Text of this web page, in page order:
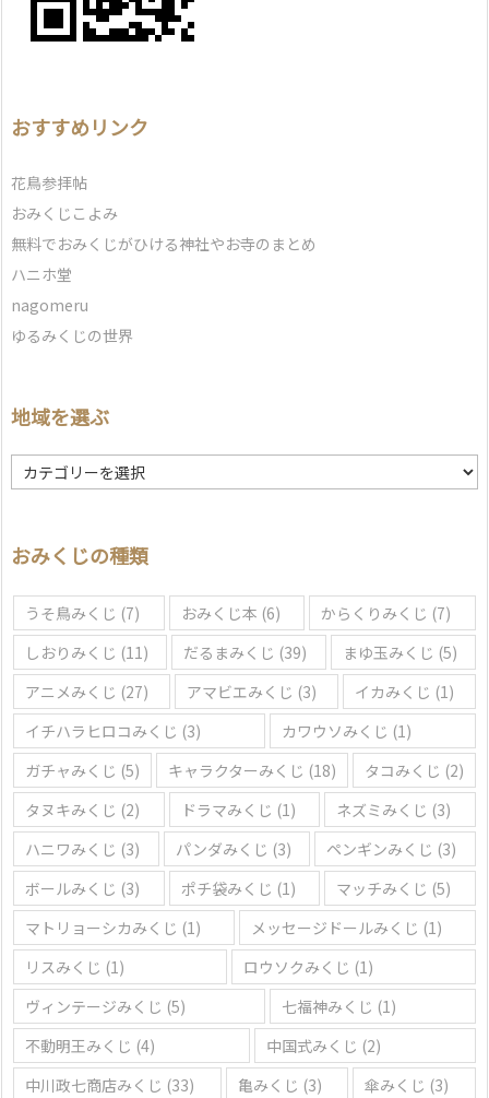
おすすめリンク
花鳥参拝帖
おみくじこよみ
無料でおみくじがひける神社やお寺のまとめ
ハニホ堂
nagomeru
ゆるみくじの世界
地域を選ぶ
地
域
ぶ
おみくじの種類
うそ鳥みくじ (7) おみくじ本 (6) からくりみくじ (7)
しおりみくじ (11) だるまみくじ (39) まゆ玉みくじ (5)
アニメみくじ (27) アマビエみくじ (3) イカみくじ (1)
イチハラヒロコみくじ (3) カワウソみくじ (1)
ガチャみくじ (5) キャラクターみくじ (18) タコみくじ (2)
タヌキみくじ (2) ドラマみくじ (1) ネズミみくじ (3)
ハニワみくじ (3) パンダみくじ (3) ペンギンみくじ (3)
ボールみくじ (3) ポチ袋みくじ (1) マッチみくじ (5)
マトリョーシカみくじ (1) メッセージドールみくじ (1)
リスみくじ (1) ロウソクみくじ (1)
ヴィンテージみくじ (5) 七福神みくじ (1)
不動明王みくじ (4) 中国式みくじ (2)
中川政七商店みくじ (33) 亀みくじ (3) 傘みくじ (3)